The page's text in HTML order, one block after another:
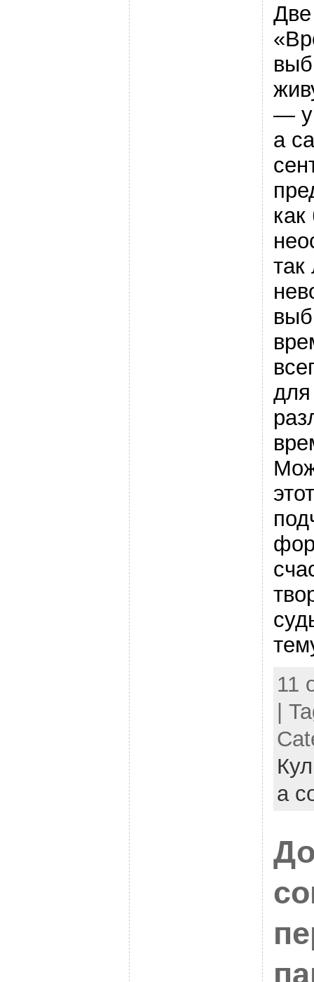
—
а
так
11
|
a